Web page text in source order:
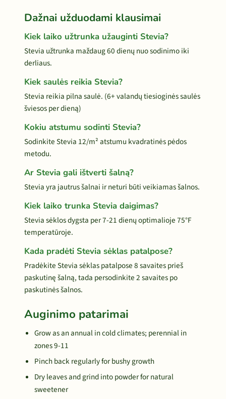
Dažnai užduodami klausimai
Kiek laiko užtrunka užauginti Stevia?
Stevia užtrunka maždaug 60 dienų nuo sodinimo iki
derliaus.
Kiek saulės reikia Stevia?
Stevia reikia pilna saulė. (6+ valandų tiesioginės saulės
šviesos per dieną)
Kokiu atstumu sodinti Stevia?
Sodinkite Stevia 12/m² atstumu kvadratinės pėdos
metodu.
Ar Stevia gali ištverti šalną?
Stevia yra jautrus šalnai ir neturi būti veikiamas šalnos.
Kiek laiko trunka Stevia daigimas?
Stevia sėklos dygsta per 7-21 dienų optimalioje 75°F
temperatūroje.
Kada pradėti Stevia sėklas patalpose?
Pradėkite Stevia sėklas patalpose 8 savaites prieš
paskutinę šalną, tada persodinkite 2 savaites po
paskutinės šalnos.
Auginimo patarimai
Grow as an annual in cold climates; perennial in
zones 9-11
Pinch back regularly for bushy growth
Dry leaves and grind into powder for natural
sweetener